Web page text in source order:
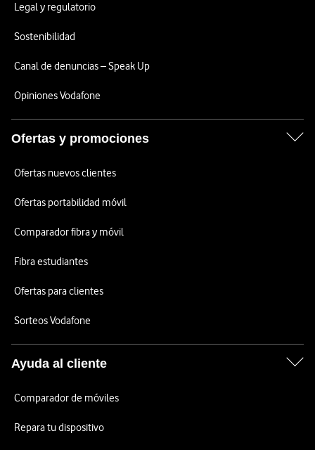
Legal y regulatorio
Sostenibilidad
Canal de denuncias – Speak Up
Opiniones Vodafone
Ofertas y promociones
Ofertas nuevos clientes
Ofertas portabilidad móvil
Comparador fibra y móvil
Fibra estudiantes
Ofertas para clientes
Sorteos Vodafone
Ayuda al cliente
Comparador de móviles
Repara tu dispositivo